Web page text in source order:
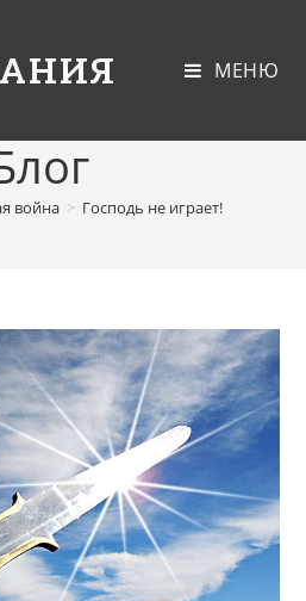
МЕНЮ
война > Господь не играет!